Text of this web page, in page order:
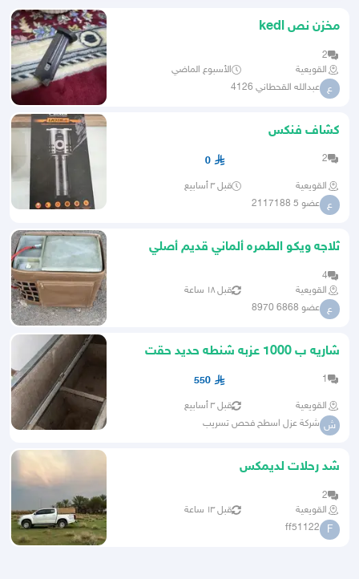
مخزن نص kedl
2
القويعية
الأسبوع الماضي
ع عبدالله القحطاني 4126
كشاف فنكس
2
0
القويعية قبل ٣ أسابيع
ع عضو 5 2117188
ثلاجه ويكو الطمره ألماني قديم أصلي
4
القويعية
قبل ١٨ ساعة
ع عضو 6868 8970
شاريه ب 1000 عزبه شنطه حديد حقت
1
550
القويعية قبل ٣ أسابيع
ش شركة عزل اسطح فحص تسريب
شد رحلات لديمكس
2
القويعية
قبل ١٣ ساعة
F
ff51122